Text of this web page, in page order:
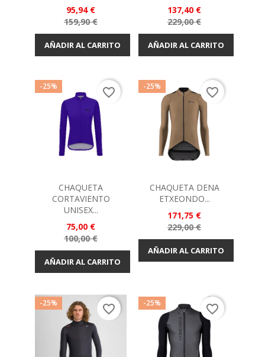
Precio
95,94 €
Precio
base
159,90 €
AÑADIR AL CARRITO
Precio
137,40 €
Precio
base
229,00 €
AÑADIR AL CARRITO
-25%
CHAQUETA
CORTAVIENTO
UNISEX...
Precio
75,00 €
Precio
base
100,00 €
AÑADIR AL CARRITO
favorite_border -25%
CHAQUETA DENA
ETXEONDO...
Precio
171,75 €
Precio
base
229,00 €
AÑADIR AL CARRITO
favorite_border
-25% favorite_border -25% favorite_border